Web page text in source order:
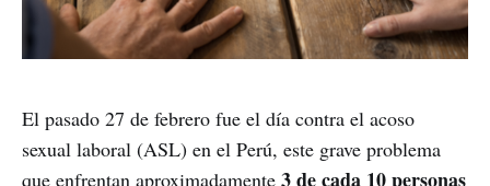
El pasado 27 de febrero fue el día contra el acoso
sexual laboral (ASL) en el Perú, este grave problema
que enfrentan aproximadamente 3 de cada 10 personas